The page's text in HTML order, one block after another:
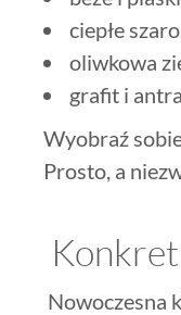
ciepłe
oliwkowa
grafit i
Wyobraź
Prosto, a
Nowoczesna